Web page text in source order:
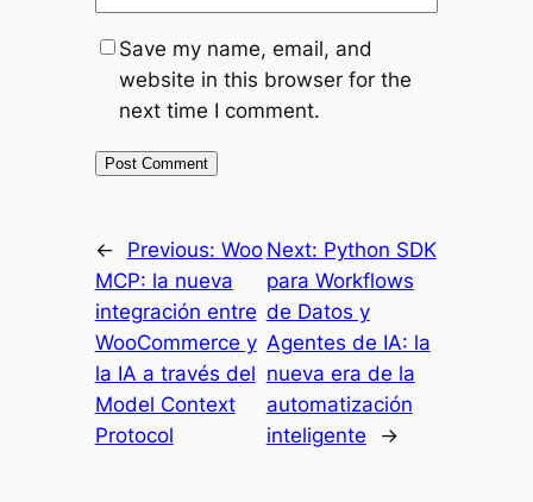
Save my name, email, and
website in this browser for the
next time I comment.
← Previous: Woo
MCP: la nueva
integración entre
WooCommerce y
la IA a través del
Model Context
Protocol
Next: Python SDK
para Workflows
de Datos y
Agentes de IA: la
nueva era de la
automatización
inteligente
→